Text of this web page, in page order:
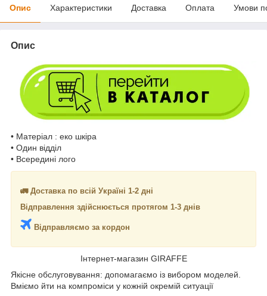
Опис Характеристики Доставка Оплата Умови
Опис
• Матеріал : еко шкіра
• Один відділ
• Всередині лого
🚛 Доставка по всій Україні 1-2 дні
Відправлення здійснюється протягом 1-3 днів
Відправляємо за кордон
Інтернет-магазин GIRAFFE
Якісне обслуговування: допомагаємо із вибором моделей.
Вміємо йти на компроміси у кожній окремій ситуації